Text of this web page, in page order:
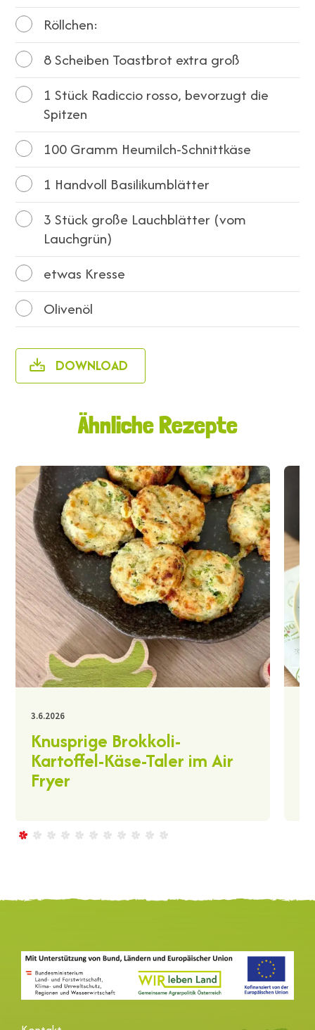
Röllchen:
8Scheiben Toastbrot extra groß
1 Stück Radiccio rosso, bevorzugt die
Spitzen
100 Gramm Heumilch-Schnittkäse
1 Handvoll Basilikumblätter
3 Stück große Lauchblätter (vom
Lauchgrün)
etwas Kresse
Olivenöl
DOWNLOAD
Ähnliche Rezepte
3.6.2026
Knusprige Brokkoli-
Kartoffel-Käse-Taler im Air
Fryer